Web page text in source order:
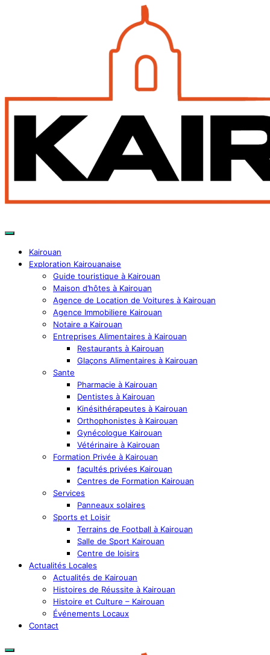
Kairouan
Exploration Kairouanaise
Guide touristique à Kairouan
Maison d’hôtes à Kairouan
Agence de Location de Voitures à Kairouan
Agence Immobiliere Kairouan
Notaire a Kairouan
Entreprises Alimentaires à Kairouan
Restaurants à Kairouan
Glaçons Alimentaires à Kairouan
Sante
Pharmacie à Kairouan
Dentistes à Kairouan
Kinésithérapeutes à Kairouan
Orthophonistes à Kairouan
Gynécologue Kairouan
Vétérinaire à Kairouan
Formation Privée à Kairouan
facultés privées Kairouan
Centres de Formation Kairouan
Services
Panneaux solaires
Sports et Loisir
Terrains de Football à Kairouan
Salle de Sport Kairouan
Centre de loisirs
Actualités Locales
Actualités de Kairouan
Histoires de Réussite à Kairouan
Histoire et Culture – Kairouan
Événements Locaux
Contact